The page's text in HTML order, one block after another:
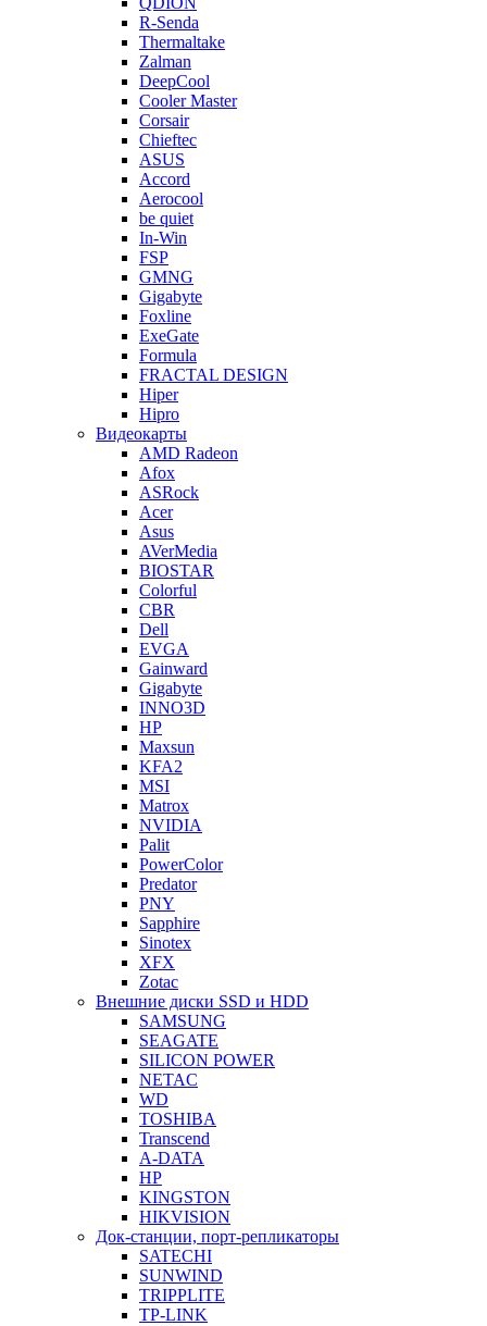
R-Senda
Thermaltake
Zalman
DeepCool
Cooler Master
Corsair
Chieftec
ASUS
Accord
Aerocool
be quiet
In-Win
FSP
GMNG
Gigabyte
Foxline
ExeGate
Formula
FRACTAL DESIGN
Hiper
Hipro
Видеокарты
AMD Radeon
Afox
ASRock
Acer
Asus
AVerMedia
BIOSTAR
Colorful
CBR
Dell
EVGA
Gainward
Gigabyte
INNO3D
HP
Maxsun
KFA2
MSI
Matrox
NVIDIA
Palit
PowerColor
Predator
PNY
Sapphire
Sinotex
XFX
Zotac
Внешние диски SSD и HDD
SAMSUNG
SEAGATE
SILICON POWER
NETAC
WD
TOSHIBA
Transcend
A-DATA
HP
KINGSTON
HIKVISION
Док-станции, порт-репликаторы
SATECHI
SUNWIND
TRIPPLITE
TP-LINK